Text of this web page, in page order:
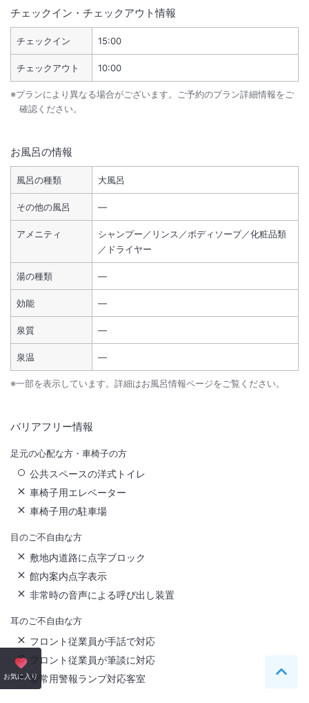
チェックイン・チェックアウト情報
チェックイン 15:00
チェックアウト 10:00
※プランにより異なる場合がございます。ご予約のプラン詳細情報をご
確認ください。
お風呂の情報
風呂の種類 大風呂
その他の風呂 ―
アメニティ
シャンプー／リンス／ボディソープ／化粧品類
／ドライヤー
湯の種類 ―
効能 ―
泉質 ―
泉温 ―
※一部を表示しています。詳細はお風呂情報ページをご覧ください。
バリアフリー情報
足元の心配な方・車椅子の方
公共スペースの洋式トイレ
車椅子用エレベーター
車椅子用の駐車場
目のご不自由な方
敷地内道路に点字ブロック
館内案内点字表示
非常時の音声による呼び出し装置
耳のご不自由な方
フロント従業員が手話で対応
フロント従業員が筆談に対応
非常用警報ランプ対応客室
お気に入り ペー